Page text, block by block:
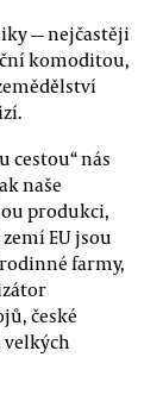
— nejčastěji
komoditou,
cestou“ nás
naše
produkci,
EU jsou
farmy,
české
velkých